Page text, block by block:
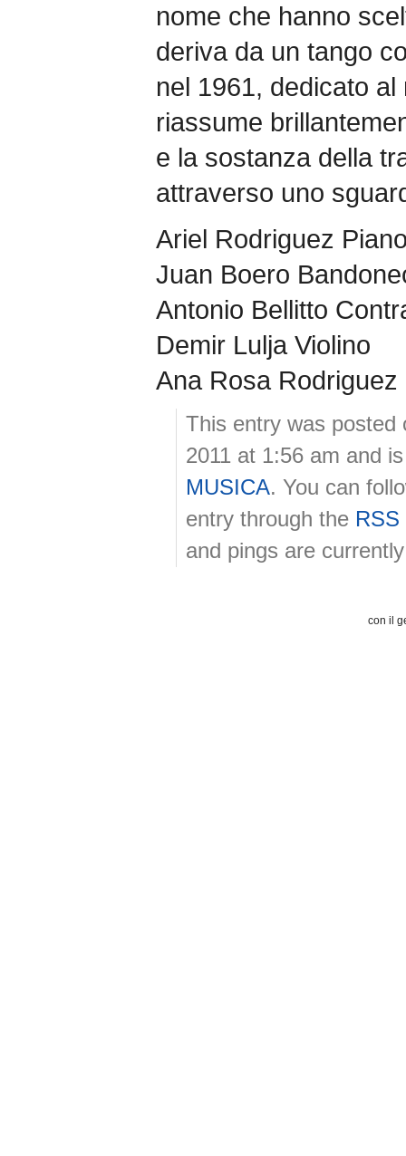
nome che hanno
deriva da un tango
nel 1961, dedicato
riassume
e la sostanza della
attraverso uno
Ariel Rodriguez
Juan Boero
Antonio Bellitto
Demir Lulja Violino
Ana Rosa Rodriguez
This entry was posted
2011 at 1:56 am and
MUSICA. You can
entry through the
and pings are
con il